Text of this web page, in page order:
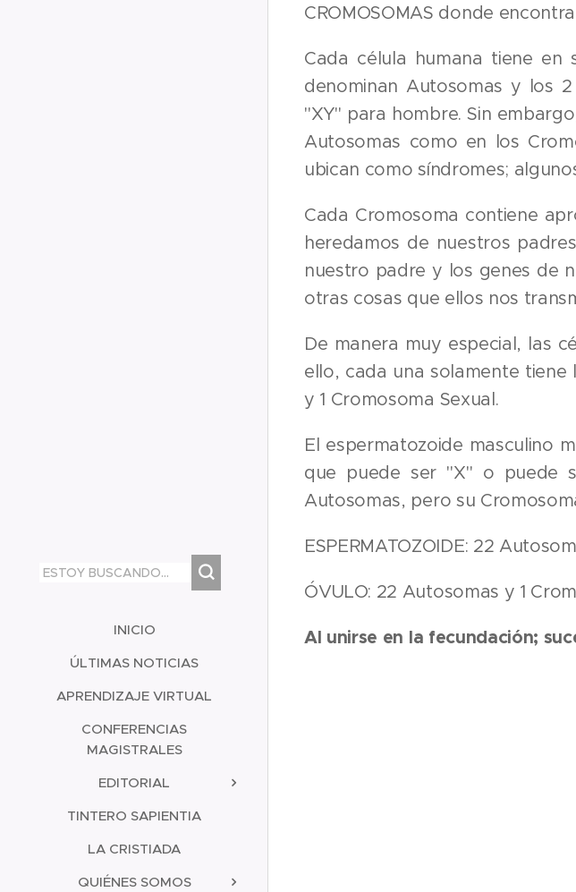
INICIO
ÚLTIMAS NOTICIAS
APRENDIZAJE VIRTUAL
CONFERENCIAS
MAGISTRALES
EDITORIAL
TINTERO SAPIENTIA
LA CRISTIADA
QUIÉNES SOMOS
CROMOSOMAS donde
Cada célula humana tiene
denominan Autosomas y los
"XY" para hombre. Sin
Autosomas como en los
ubican como síndromes;
Cada Cromosoma contiene
heredamos de nuestros
nuestro padre y los genes de
otras cosas que ellos nos
De manera muy especial, las
ello, cada una solamente tiene
y 1 Cromosoma Sexual.
El espermatozoide masculino
que puede ser "X" o puede
Autosomas, pero su
ESPERMATOZOIDE: 22
ÓVULO: 22 Autosomas y 1
Al unirse en la fecundación;